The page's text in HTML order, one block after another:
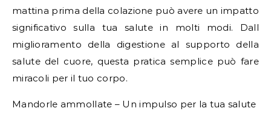
mattina prima della colazione può avere un impatto
significativo sulla tua salute in molti modi. Dall
miglioramento della digestione al supporto della
salute del cuore, questa pratica semplice può fare
miracoli per il tuo corpo.
Mandorle ammollate – Un impulso per la tua salute